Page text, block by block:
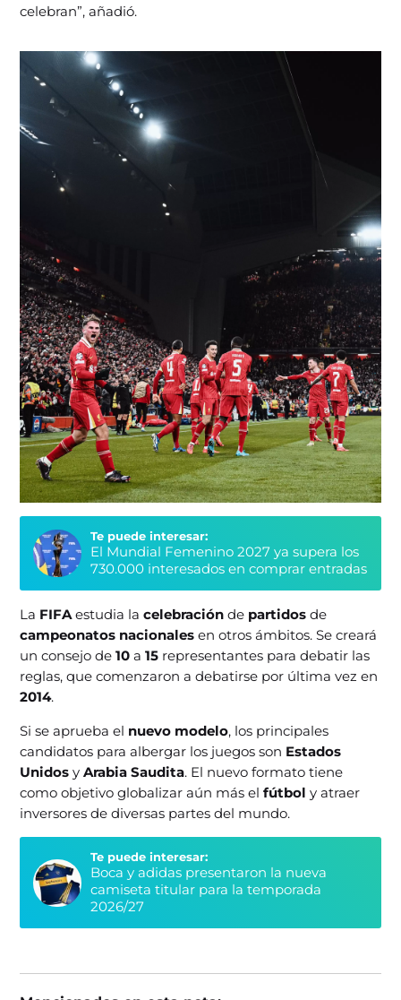
celebran”, añadió.
Te puede interesar:
El Mundial Femenino 2027 ya supera los
730.000 interesados en comprar entradas
La FIFAestudia lacelebraciónde partidosde
campeonatos nacionalesen otros ámbitos. Se creará
un consejo de10a15 representantes para debatir las
reglas, que comenzaron a debatirse por última vez en
2014.
Si se aprueba el nuevo modelo, los principales
candidatos para albergar los juegos son Estados
UnidosyArabia Saudita. El nuevo formato tiene
como objetivo globalizar aún más elfútboly atraer
inversores de diversas partes del mundo.
Te puede interesar:
Boca y adidas presentaron la nueva
camiseta titular para la temporada
2026/27